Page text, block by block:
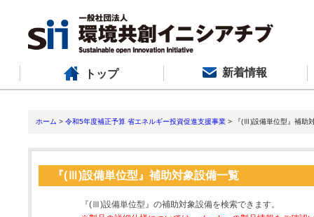
トップ 新着情報
ホーム > 令和5年度補正予算 省エネルギー投資促進支援事業 > 『(Ⅲ)設備単位型』補助
『(Ⅲ)設備単位型』補助対象設備一覧
『(Ⅲ)設備単位型』の補助対象設備を検索できます。